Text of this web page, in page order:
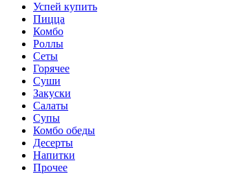
Успей купить
Пицца
Комбо
Роллы
Сеты
Горячее
Суши
Закуски
Салаты
Супы
Комбо обеды
Десерты
Напитки
Прочее